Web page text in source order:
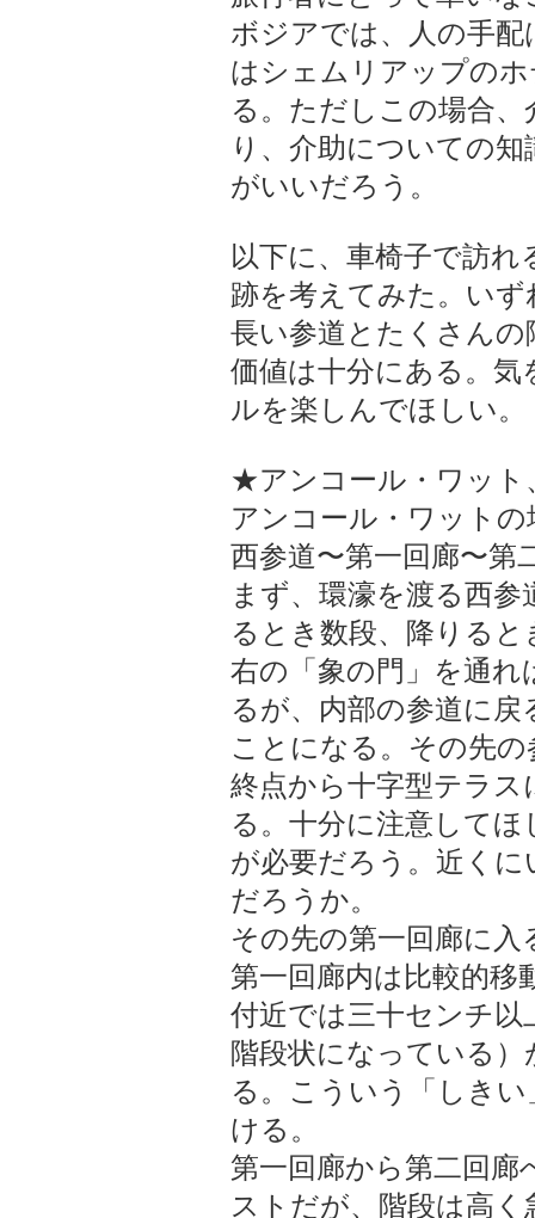
ボジアでは、人の手
はシェムリアップの
る。ただしこの場合
り、介助についての
がいいだろう。
以下に、車椅子で訪
跡を考えてみた。い
長い参道とたくさん
価値は十分にある。
ルを楽しんでほしい。
★アンコール・ワット
アンコール・ワット
西参道〜第一回廊〜第
まず、環濠を渡る西
るとき数段、降りる
右の「象の門」を通
るが、内部の参道に
ことになる。その先
終点から十字型テラ
る。十分に注意して
が必要だろう。近く
だろうか。
その先の第一回廊に
第一回廊内は比較的
付近では三十センチ
階段状になっている
る。こういう「しき
ける。
第一回廊から第二回
ストだが、階段は高